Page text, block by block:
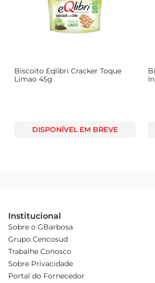
O Biscuit Avoador da Chapada
às necessidades do dia a dia, ele
Aproveite o sabor autêntico e a
Biscoito Eqlibri Cracker Toque
Limao 45g
DISPONÍVEL EM BREVE
Institucional
Sobre o GBarbosa
Grupo Cencosud
Trabalhe Conosco
Sobre Privacidade
Portal do Fornecedor